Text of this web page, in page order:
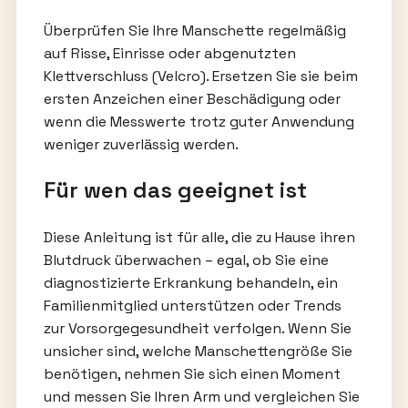
Überprüfen Sie Ihre Manschette regelmäßig
auf Risse, Einrisse oder abgenutzten
Klettverschluss (Velcro). Ersetzen Sie sie beim
ersten Anzeichen einer Beschädigung oder
wenn die Messwerte trotz guter Anwendung
weniger zuverlässig werden.
Für wen das geeignet ist
Diese Anleitung ist für alle, die zu Hause ihren
Blutdruck überwachen – egal, ob Sie eine
diagnostizierte Erkrankung behandeln, ein
Familienmitglied unterstützen oder Trends
zur Vorsorgegesundheit verfolgen. Wenn Sie
unsicher sind, welche Manschettengröße Sie
benötigen, nehmen Sie sich einen Moment
und messen Sie Ihren Arm und vergleichen Sie